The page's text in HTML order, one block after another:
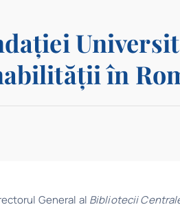
în
General al Bibliotecii